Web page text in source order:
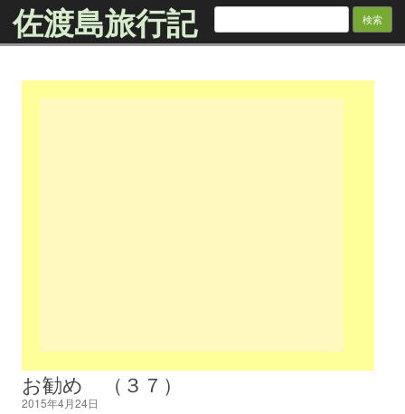
佐渡島旅行記 検
お勧め （３７）
2015年4月24日